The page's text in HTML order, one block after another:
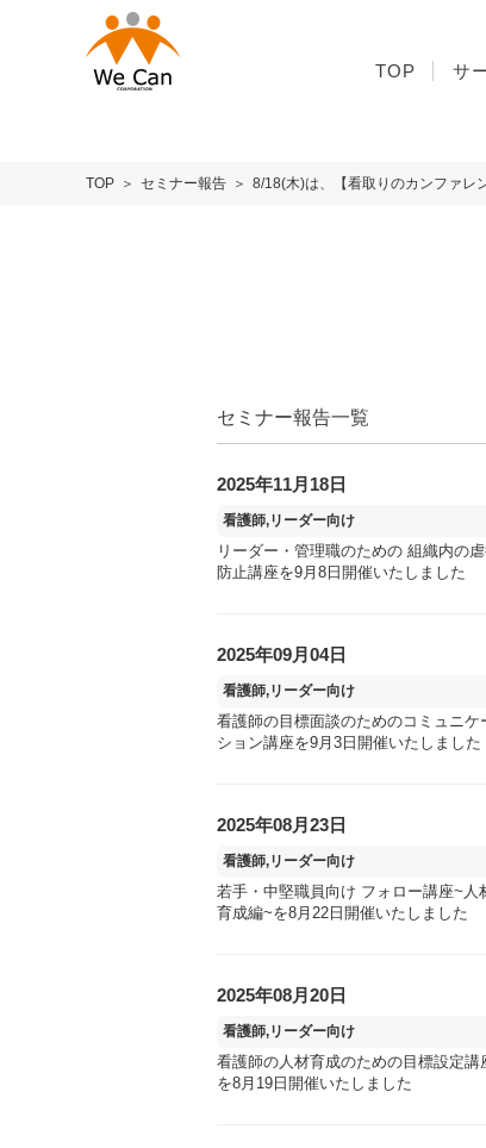
: foreach() argument must be of type array|object, false
TOP サ
TOP セミナー報告 8/18(木)は、【看取りのカンファレ
セミナー報告一覧
2025年11月18日
看護師,リーダー向け
リーダー・管理職のための 組織内の
防止講座を9月8日開催いたしました
2025年09月04日
看護師,リーダー向け
看護師の目標面談のためのコミュニケ
ション講座を9月3日開催いたしました
2025年08月23日
看護師,リーダー向け
若手・中堅職員向け フォロー講座~人
育成編~を8月22日開催いたしました
2025年08月20日
看護師,リーダー向け
看護師の人材育成のための目標設定講
を8月19日開催いたしました